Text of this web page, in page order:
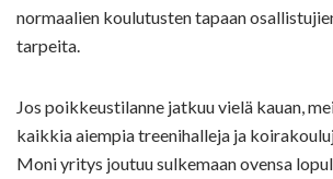
normaalien koulutusten tapaan
tarpeita.
Jos poikkeustilanne jatkuu vielä kauan,
kaikkia aiempia treenihalleja ja
Moni yritys joutuu sulkemaan ovensa